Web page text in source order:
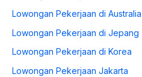
Lowongan Pekerjaan di Australia
Lowongan Pekerjaan di Jepang
Lowongan Pekerjaan di Korea
Lowongan Pekerjaan Jakarta